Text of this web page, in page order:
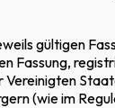
gültigen
Fassung,
(wie im